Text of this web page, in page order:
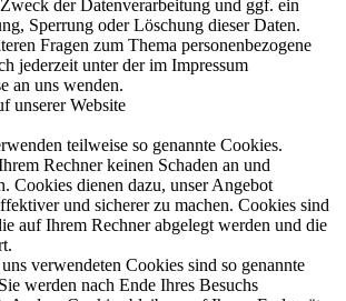
der Datenverarbeitung und ggf. ein
Sperrung oder Löschung dieser Daten.
Fragen zum Thema personenbezogene
jederzeit unter der im Impressum
an uns wenden.
unserer Website
teilweise so genannte Cookies.
Rechner keinen Schaden an und
Cookies dienen dazu, unser Angebot
und sicherer zu machen. Cookies sind
auf Ihrem Rechner abgelegt werden und die
verwendeten Cookies sind so genannte
werden nach Ende Ihres Besuchs